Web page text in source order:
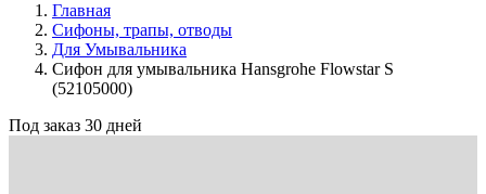
Главная
Сифоны, трапы, отводы
Для Умывальника
Сифон для умывальника Hansgrohe Flowstar S
(52105000)
Под заказ 30 дней